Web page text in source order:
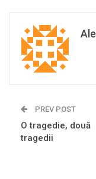
PREV POST
O tragedie, două
tragedii